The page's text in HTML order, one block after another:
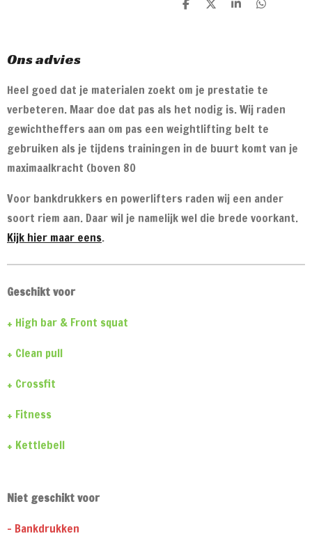
D
D
S
D
Ons advies
Heel goed dat je materialen zoekt om je prestatie te
verbeteren. Maar doe dat pas als het nodig is. Wij raden
gewichtheffers aan om pas een weightlifting belt te
gebruiken als je tijdens trainingen in de buurt komt van je
maximaalkracht (boven 80
Voor bankdrukkers en powerlifters raden wij een ander
soort riem aan. Daar wil je namelijk wel die brede voorkant.
Kijk hier maar eens.
Geschikt voor
+ High bar & Front squat
+ Clean pull
+ Crossfit
+ Fitness
+ Kettlebell
Niet geschikt voor
- Bankdrukken